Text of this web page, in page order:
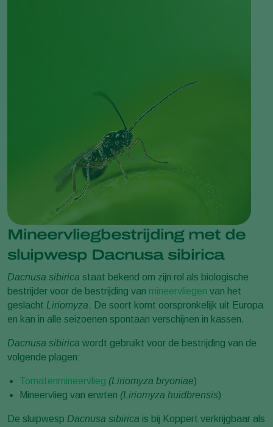
Mineervliegbestrijding met de
sluipwesp Dacnusa sibirica
Dacnusa sibirica staat bekend om zijn rol als biologische
bestrijder voor de bestrijding van mineervliegen van het
geslacht Liriomyza. De soort komt oorspronkelijk uit Europa
en kan in alle seizoenen spontaan verschijnen in kassen.
Dacnusa sibirica wordt gebruikt voor de bestrijding van de
volgende plagen:
Tomatenmineervlieg (Liriomyza bryoniae)
Mineervlieg van erwten (Liriomyza huidbrensis)
De sluipwesp Dacnusa sibirica is bij Koppert verkrijgbaar als